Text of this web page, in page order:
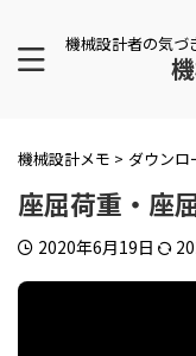
機械設計者の気づ
機械設計メモ > ダウンロ
座屈荷重・座
2020年6月19日